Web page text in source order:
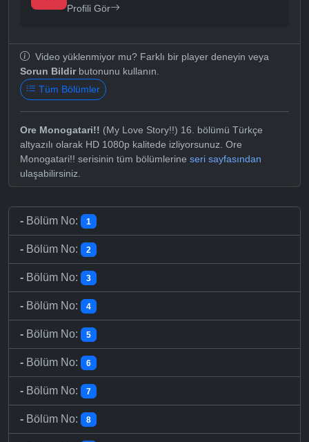
Profili Gör
Video yüklenmiyor mu? Farklı bir player deneyin veya
Sorun Bildirbutonunu kullanın.
Tüm Bölümler
Ore Monogatari!! (My Love Story!!) 16. bölümü Türkçe
altyazılı olarak HD 1080p kalitede izliyorsunuz. Ore
Monogatari!! serisinin tüm bölümlerine seri sayfasından
ulaşabilirsiniz.
- Bölüm No: 1
- Bölüm No: 2
- Bölüm No: 3
- Bölüm No: 4
- Bölüm No: 5
- Bölüm No: 6
- Bölüm No: 7
- Bölüm No: 8